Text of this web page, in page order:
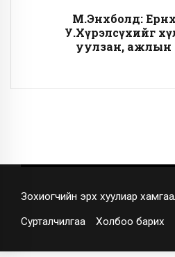
М.Энхболд:
У.Хүрэлсүхийг
уулзан,
Зохиогчийн эрх хуулиар
Сурталчилгаа Холбоо барих